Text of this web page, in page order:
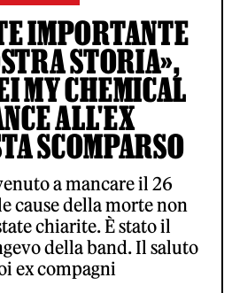
IMPORTANTE
STORIA»,
MY CHEMICAL
ALL'EX
SCOMPARSO
a mancare il 26
cause della morte non
chiarite. È stato il
della band. Il saluto
ex compagni